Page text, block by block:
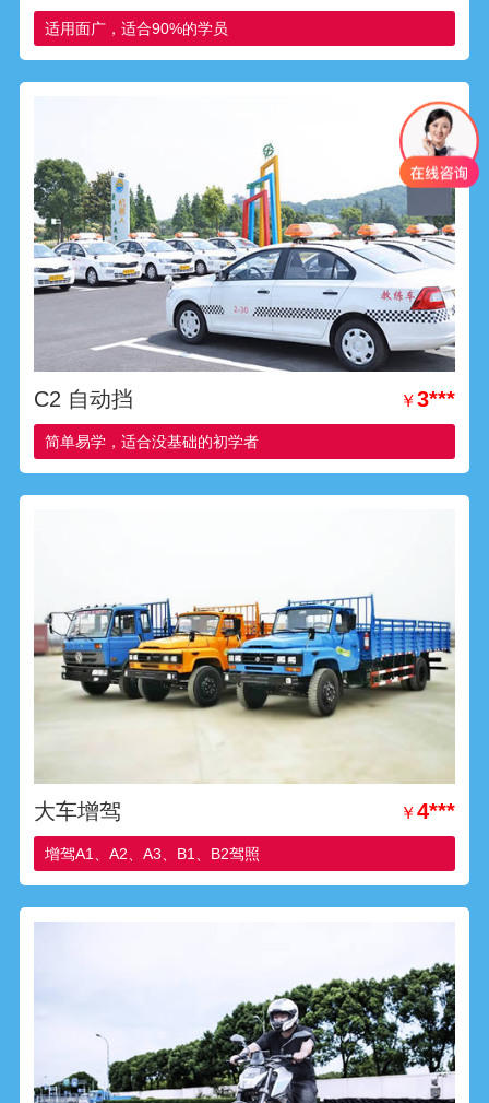
适用面广，适合90%的学员
C2 自动挡 ￥3***
简单易学，适合没基础的初学者
大车增驾 ￥4***
增驾A1、A2、A3、B1、B2驾照